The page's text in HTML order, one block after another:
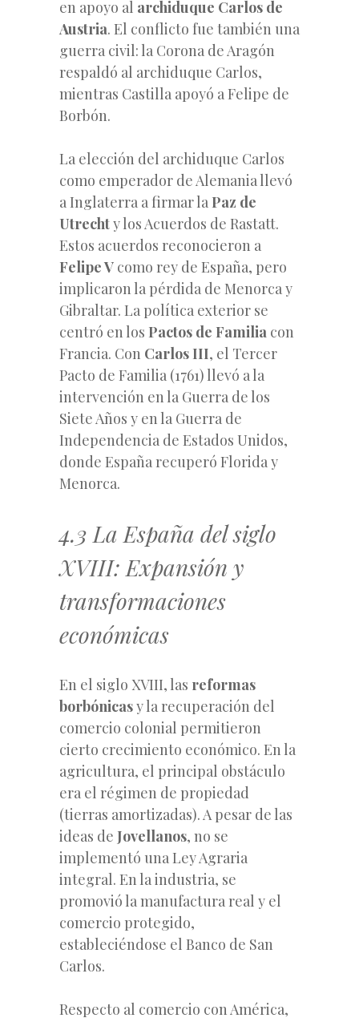
en apoyo al archiduque Carlos de
Austria. El conflicto fue también una
guerra civil: la Corona de Aragón
respaldó al archiduque Carlos,
mientras Castilla apoyó a Felipe de
Borbón.
La elección del archiduque Carlos
como emperador de Alemania llevó
a Inglaterra a firmar la Paz de
Utrechty los Acuerdos de Rastatt.
Estos acuerdos reconocieron a
Felipe V como rey de España, pero
implicaron la pérdida de Menorca y
Gibraltar. La política exterior se
centró en los Pactos de Familia con
Francia. Con Carlos III, el Tercer
Pacto de Familia (1761) llevó a la
intervención en la Guerra de los
Siete Años y en la Guerra de
Independencia de Estados Unidos,
donde España recuperó Florida y
Menorca.
4.3 La España del siglo
XVIII: Expansión y
transformaciones
económicas
En el siglo XVIII, las reformas
borbónicasy la recuperación del
comercio colonial permitieron
cierto crecimiento económico. En la
agricultura, el principal obstáculo
era el régimen de propiedad
(tierras amortizadas). A pesar de las
ideas de Jovellanos, no se
implementó una Ley Agraria
integral. En la industria, se
promovió la manufactura real y el
comercio protegido,
estableciéndose el Banco de San
Carlos.
Respecto al comercio con América,